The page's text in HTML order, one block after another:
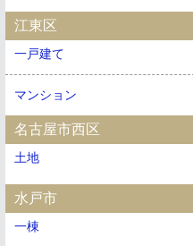
江東区
一戸建て
マンション
名古屋市西区
土地
水戸市
一棟